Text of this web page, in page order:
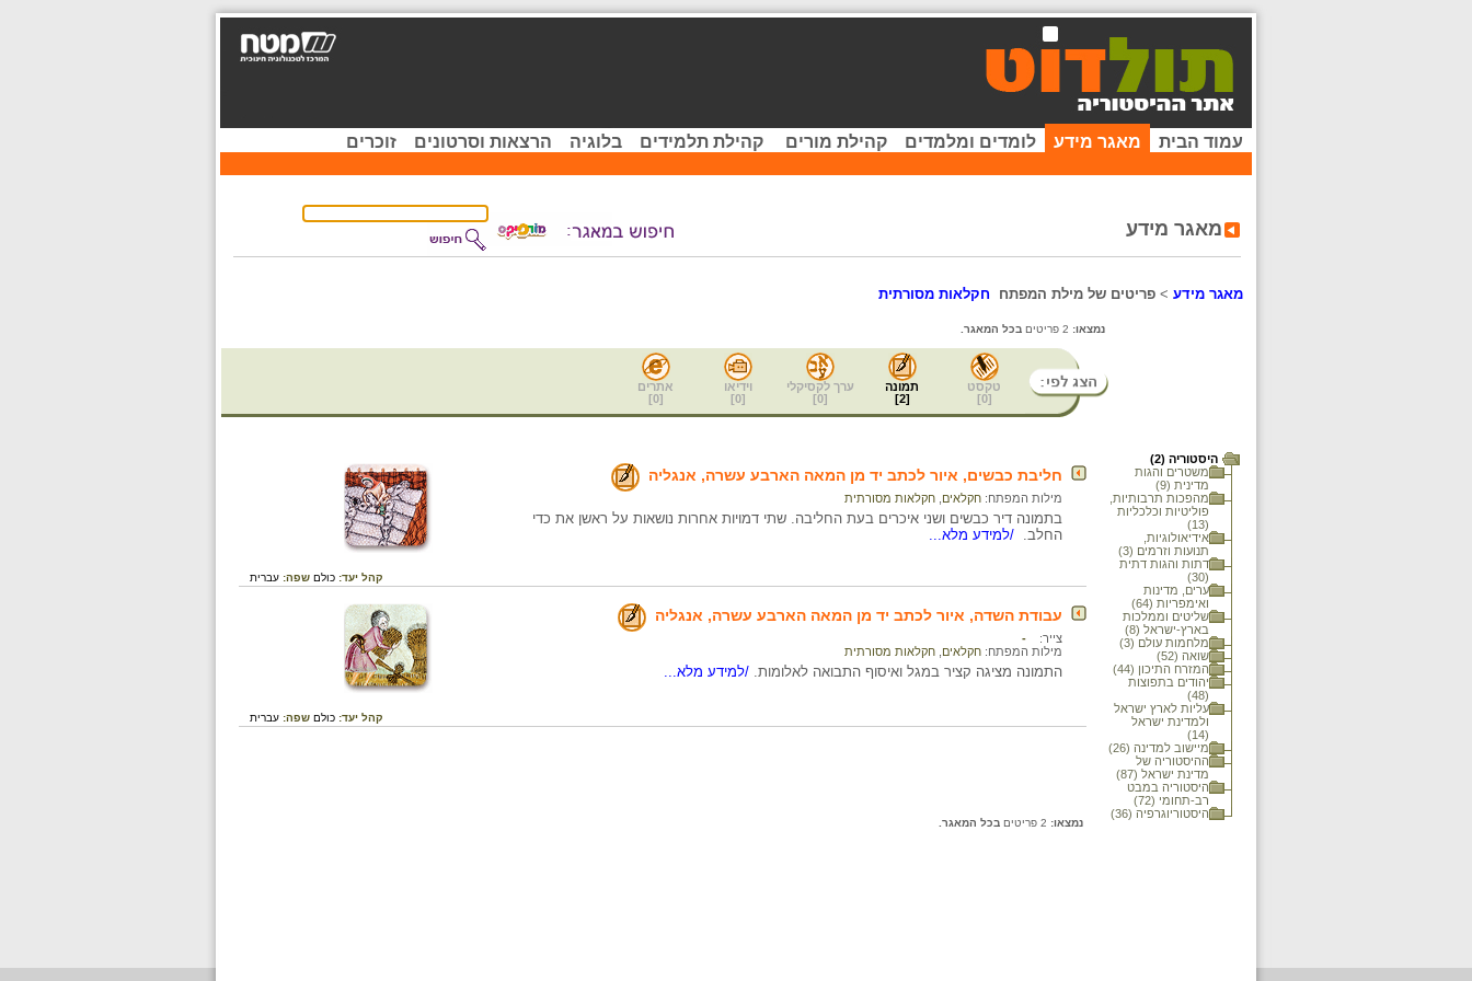
עמוד הבית מאגר מידע לומדים ומלמדים קהילת מורים קהילת תלמידים בלוגיה הרצאות וסרטונים זוכרים
מאגר מידע
מאגר מידע > פריטים של מילת המפתח חקלאות מסורתית
נמצאו: בכל המאגר.
טקסט
[
0
]
תמונה
[
2
]
ערך לקסיקלי
[
0
]
וידיאו
[
0
]
אתרים
[
0
]
היסטוריה (2)
משטרים והגות
מדינית (9)
מהפכות תרבותיות,
פוליטיות וכלכליות
(13)
אידיאולוגיות,
תנועות וזרמים (3)
דתות והגות דתית
(30)
ערים, מדינות
ואימפריות (64)
שליטים וממלכות
בארץ-ישראל (8)
מלחמות עולם (3)
שואה (52)
המזרח התיכון (44)
יהודים בתפוצות
(48)
עליות לארץ ישראל
ולמדינת ישראל
(14)
מיישוב למדינה (26)
ההיסטוריה של
מדינת ישראל (87)
היסטוריה במבט
רב-תחומי (72)
היסטוריוגרפיה (36)
חליבת כבשים, איור לכתב יד מן המאה הארבע עשרה, אנגליה
מילות המפתח: חקלאים חקלאות מסורתית
בתמונה דיר כבשים ושני איכרים בעת החליבה. שתי דמויות אחרות נושאות על ראשן את כדי
החלב. /למידע מלא...
קהל יעד: כולם שפה: עברית
עבודת השדה, איור לכתב יד מן המאה הארבע עשרה, אנגליה
צייר:
-
מילות המפתח: חקלאים חקלאות מסורתית
התמונה מציגה קציר במגל ואיסוף התבואה לאלומות. /למידע מלא...
קהל יעד: כולם שפה: עברית
נמצאו: בכל המאגר.